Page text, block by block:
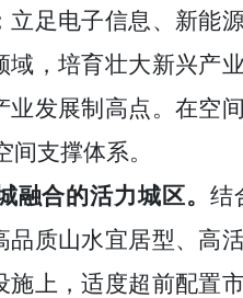
足电子信息、新能
，培育壮大新兴产
发展制高点。在空
支撑体系。
融合的活力城区。结
质山水宜居型、高
上，适度超前配置